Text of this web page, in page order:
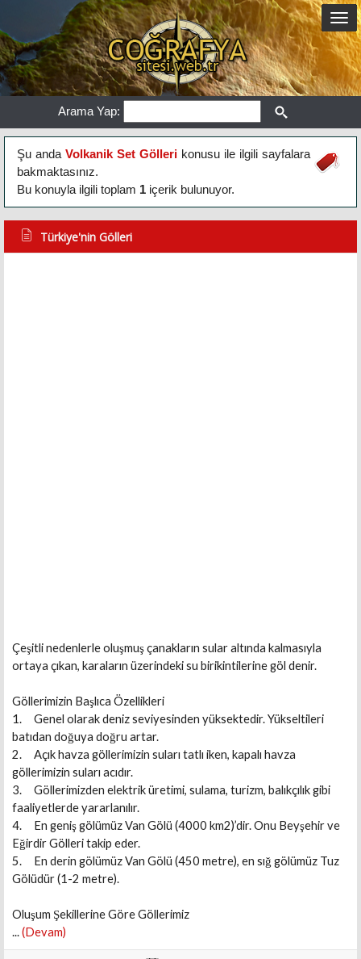
Arama Yap:
Şu anda Volkanik Set Gölleri konusu ile ilgili sayfalara
bakmaktasınız.
Bu konuyla ilgili toplam 1 içerik bulunuyor.
Türkiye'nin Gölleri
Çeşitli nedenlerle oluşmuş çanakların sular altında kalmasıyla
ortaya çıkan, karaların üzerindeki su birikintilerine göl denir.
Göllerimizin Başlıca Özellikleri
1. Genel olarak deniz seviyesinden yüksektedir. Yükseltileri
batıdan doğuya doğru artar.
2. Açık havza göllerimizin suları tatlı iken, kapalı havza
göllerimizin suları acıdır.
3. Göllerimizden elektrik üretimi, sulama, turizm, balıkçılık gibi
faaliyetlerde yararlanılır.
4. En geniş gölümüz Van Gölü (4000 km2)’dir. Onu Beyşehir ve
Eğirdir Gölleri takip eder.
5. En derin gölümüz Van Gölü (450 metre), en sığ gölümüz Tuz
Gölüdür (1-2 metre).
Oluşum Şekillerine Göre Göllerimiz
...(Devam)